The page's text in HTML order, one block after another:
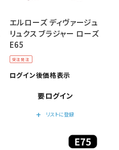
受注発注
エルローズ ディヴァージュ
リュクス ブラジャー ローズ
E65
ログイン後価格表示
要ログイン
add
リストに登録